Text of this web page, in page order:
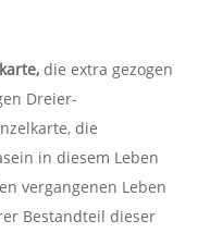
die extra gezogen
Dreier-
die
in diesem Leben
vergangenen Leben
Bestandteil dieser